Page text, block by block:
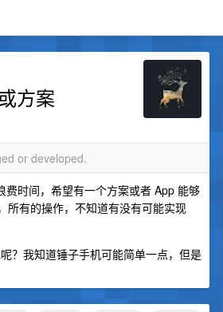
方案
or developed.
时间，希望有一个方案或者 App 能够
所有的操作，不知道有没有可能实现
？我知道锤子手机可能简单一点，但是